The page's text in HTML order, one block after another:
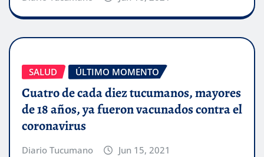
SALUD ÚLTIMO MOMENTO
Cuatro de cada diez tucumanos, mayores
de 18 años, ya fueron vacunados contra el
coronavirus
Diario Tucumano Jun 15, 2021